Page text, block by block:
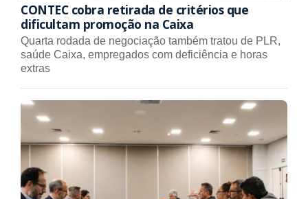
CONTEC cobra retirada de critérios que
dificultam promoção na Caixa
Quarta rodada de negociação também tratou de PLR,
saúde Caixa, empregados com deficiência e horas
extras